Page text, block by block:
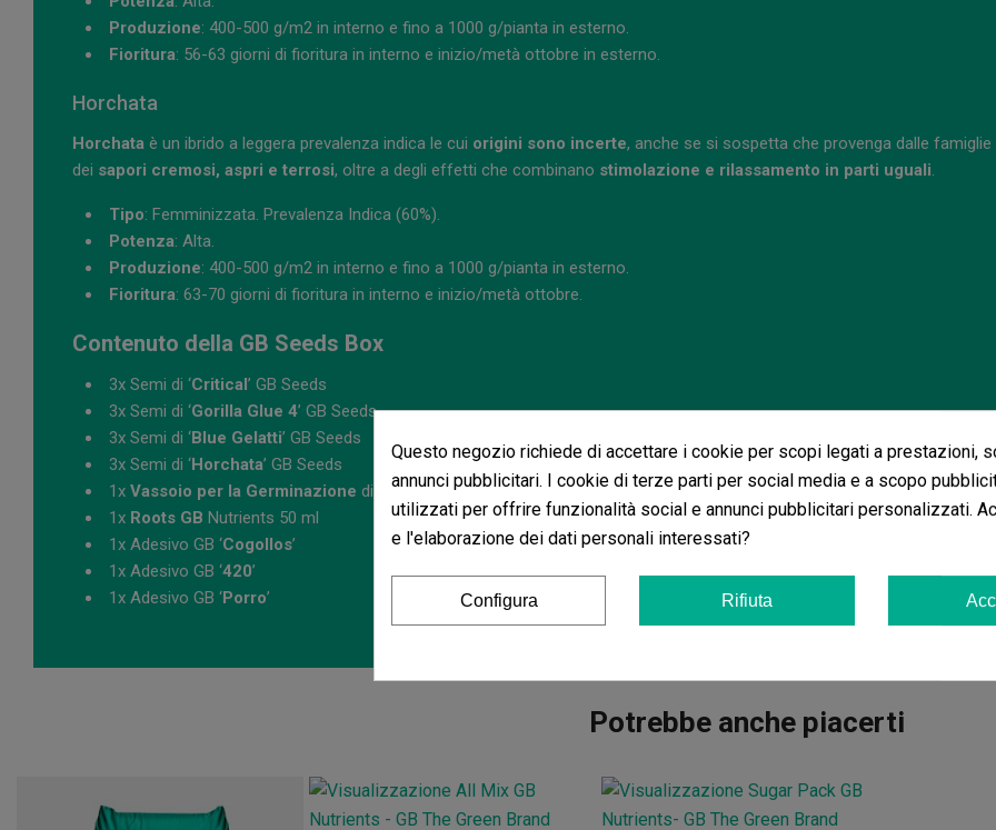
Produzione: 400-500 g/m2 in interno e fino a 1000 g/pianta in esterno.
Fioritura: 56-63 giorni di fioritura in interno e inizio/metà ottobre in esterno.
Horchata
Horchata è un ibrido a leggera prevalenza indica le cui origini sono incerte, anche se si sospetta che provenga dalle famiglie
dei sapori cremosi, aspri e terrosi, oltre a degli effetti che combinano stimolazione e rilassamento in parti uguali.
Tipo: Femminizzata. Prevalenza Indica (60%).
Potenza: Alta.
Produzione: 400-500 g/m2 in interno e fino a 1000 g/pianta in esterno.
Fioritura: 63-70 giorni di fioritura in interno e inizio/metà ottobre.
Contenuto della GB Seeds Box
3x Semi di ‘Critical ’ GB Seeds
3x Semi di ‘Gorilla Glue 4’ GB Seeds
3x Semi di ‘Blue Gelatti’ GB Seeds
3x Semi di ‘Horchata’ GB Seeds
1x Vassoio per la Germinazione di Cocco 12 Alveoli
1x Roots GB Nutrients 50 ml
1x Adesivo GB ‘Cogollos’
1x Adesivo GB ‘420’
1x Adesivo GB ‘Porro’
Potrebbe anche piacerti
Questo negozio richiede di accettare i cookie per scopi legati a prestazioni,
annunci pubblicitari. I cookie di terze parti per social media e a scopo
utilizzati per offrire funzionalità social e annunci pubblicitari personalizzati.
e l'elaborazione dei dati personali interessati?
Configura Rifiuta